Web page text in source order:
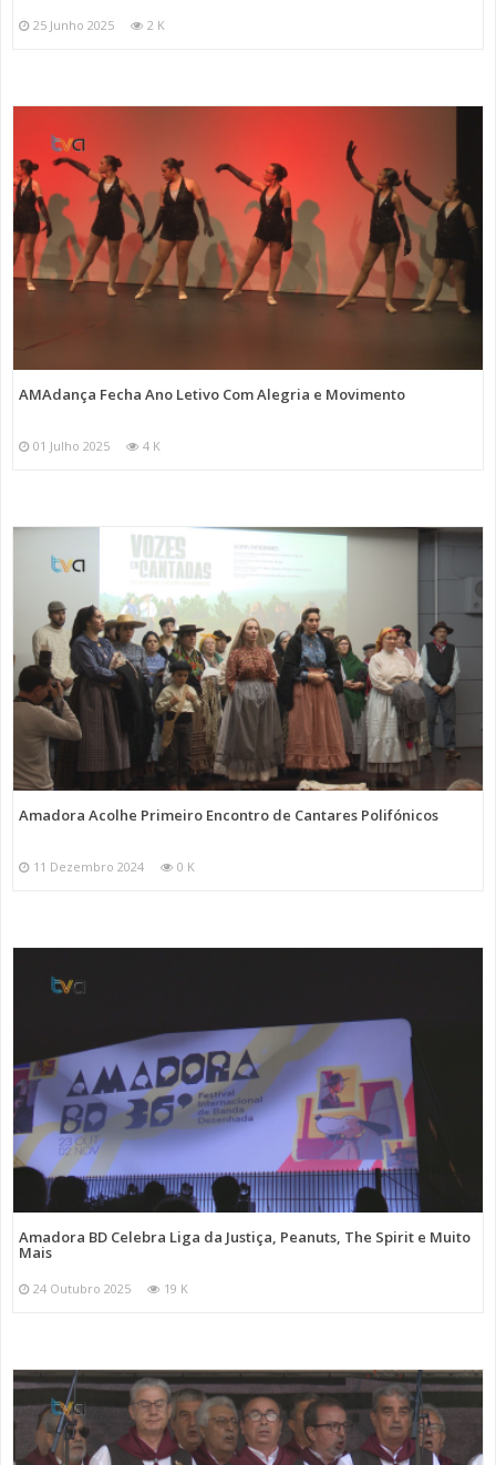
25 Junho 2025 2 K
AMAdança Fecha Ano Letivo Com Alegria e Movimento
01 Julho 2025 4 K
Amadora Acolhe Primeiro Encontro de Cantares Polifónicos
11 Dezembro 2024 0 K
Amadora BD Celebra Liga da Justiça, Peanuts, The Spirit e Muito
Mais
24 Outubro 2025 19 K